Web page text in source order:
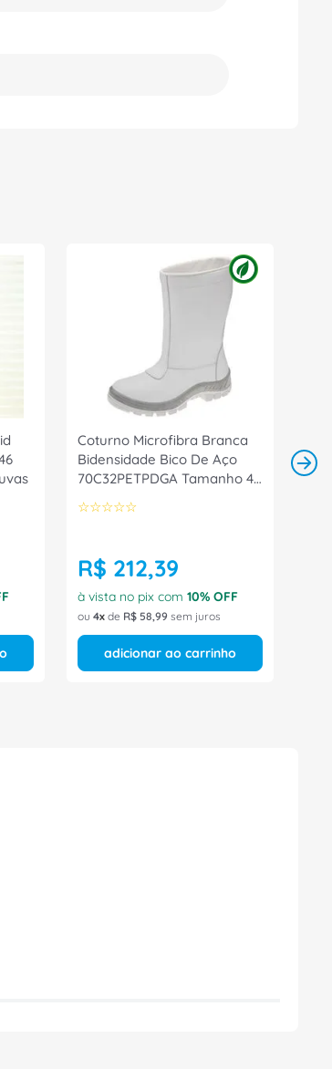
Coturno Microfibra Branca
Bidensidade Bico De Aço
70C32PETPDGA Tamanho 44
CA 31802 Marluvas
☆☆☆☆☆
R$ 212,39
à vista no pix com 10% OFF
ou 4 de R$ 58,99 sem juros
adicionar ao carrinho